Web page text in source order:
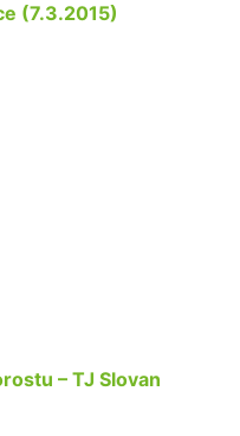
(7.3.2015)
– TJ Slovan